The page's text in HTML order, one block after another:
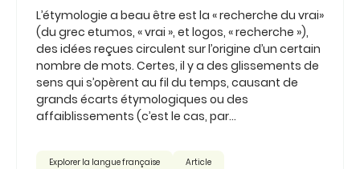
L’étymologie a beau être est la « recherche du vrai»
(du grec etumos, « vrai », et logos, « recherche »),
des idées reçues circulent sur l’origine d’un certain
nombre de mots. Certes, il y a des glissements de
sens qui s’opèrent au fil du temps, causant de
grands écarts étymologiques ou des
affaiblissements (c’est le cas, par...
Explorer la langue française Article